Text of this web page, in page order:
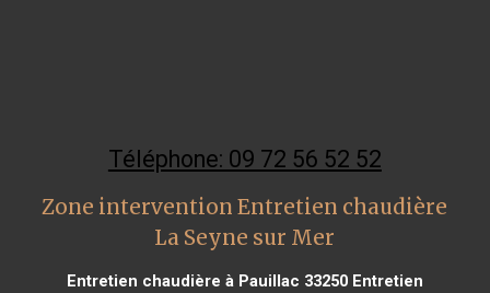
Téléphone: 09 72 56 52 52
Zone intervention Entretien chaudière
La Seyne sur Mer
Entretien chaudière à Pauillac 33250Entretien